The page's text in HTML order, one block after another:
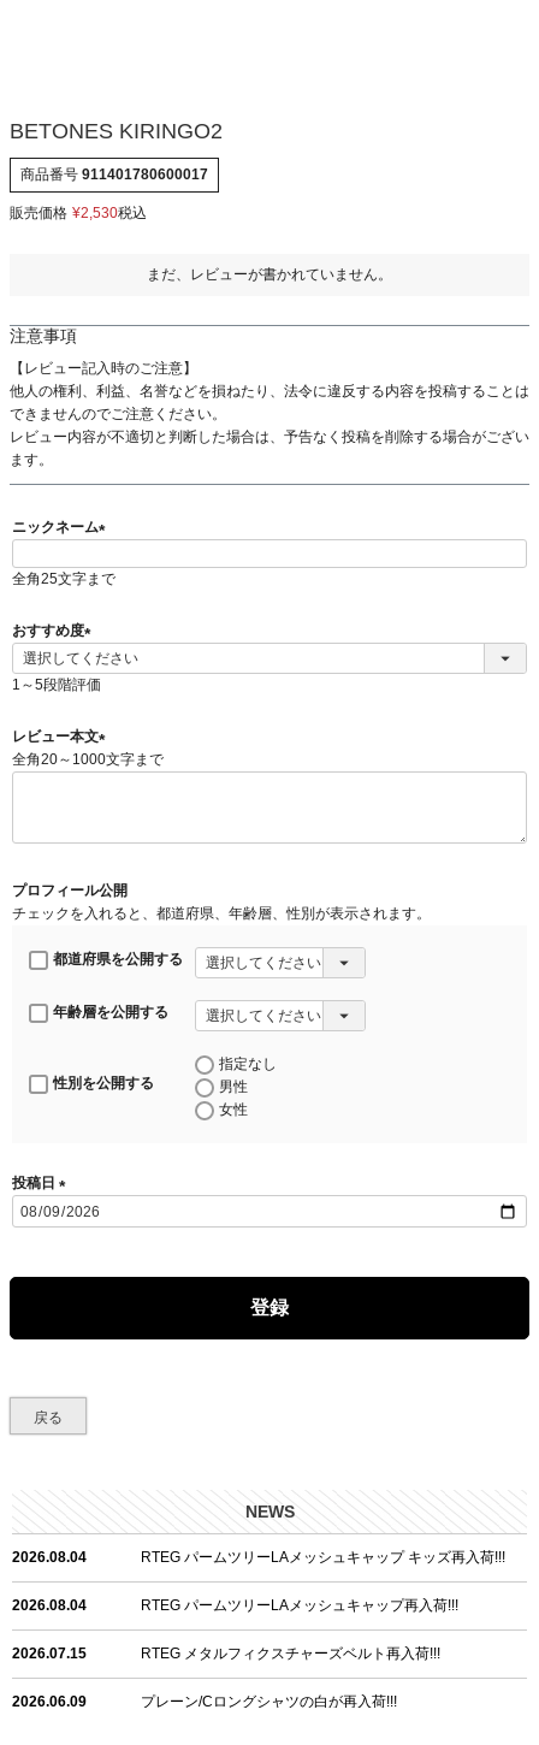
BETONES KIRINGO2
商品番号 911401780600017
販売価格 ¥2,530税込
まだ、レビューが書かれていません。
注意事項
【レビュー記入時のご注意】
他人の権利、利益、名誉などを損ねたり、法令に違反する内容を投稿することは
できませんのでご注意ください。
レビュー内容が不適切と判断した場合は、予告なく投稿を削除する場合がござい
ます。
ニックネーム
必
全角25文字まで
おすすめ度
(
必
)
1～5段階評価
レビュー本文
(
全角20～1000文字まで
プロフィール公開
チェックを入れると、都道府県、年齢層、性別が表示されます。
都道府県を公開する
年齢層を公開する
性別を公開する
指定なし
男性
女性
投稿日
(
)
登録
戻る
NEWS
2026.08.04 RTEG パームツリーLAメッシュキャップ キッズ再入荷!!!
2026.08.04 RTEG パームツリーLAメッシュキャップ再入荷!!!
2026.07.15 RTEG メタルフィクスチャーズベルト再入荷!!!
2026.06.09 プレーン/Cロングシャツの白が再入荷!!!